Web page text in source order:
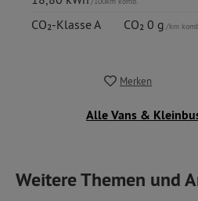
CO₂-Klasse A CO₂ 0 g/km
Merken
Alle Vans &
Weitere Themen und